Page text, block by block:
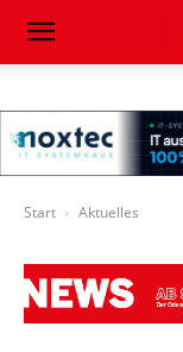
Start Aktuelles